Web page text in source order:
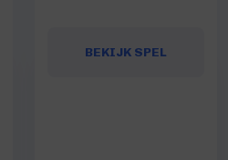
BEKIJK SPEL